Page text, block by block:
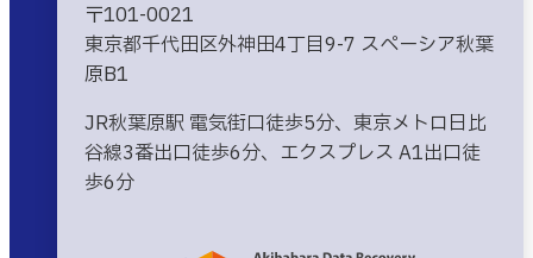
〒101-0021
東京都千代田区外神田4丁目9-7 スペーシア秋葉
原B1
JR秋葉原駅 電気街口徒歩5分、東京メトロ日比
谷線3番出口徒歩6分、エクスプレス A1出口徒
歩6分